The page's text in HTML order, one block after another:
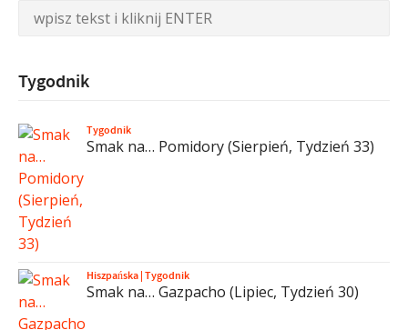
Tygodnik
Tygodnik
Smak na… Pomidory (Sierpień, Tydzień 33)
Hiszpańska|Tygodnik
Smak na… Gazpacho (Lipiec, Tydzień 30)